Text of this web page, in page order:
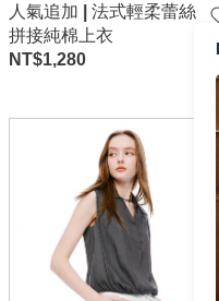
人氣追加 | 法式輕柔蕾絲
拼接純棉上衣
NT$1,280